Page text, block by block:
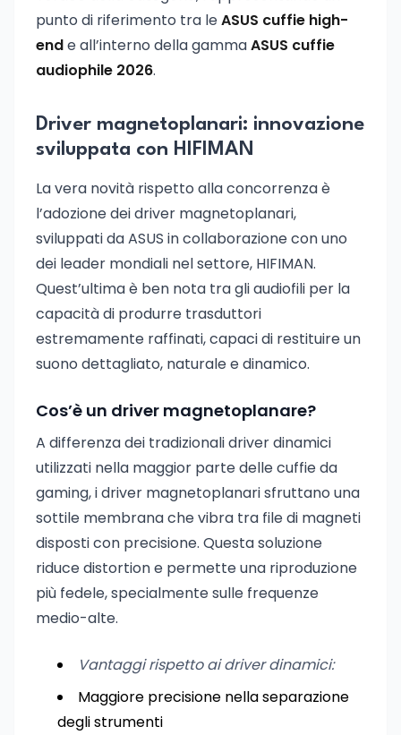
punto di riferimento tra leASUS cuffie high-
ende all’interno della gammaASUS cuffie
audiophile 2026.
Driver magnetoplanari: innovazione
sviluppata con HIFIMAN
La vera novità rispetto alla concorrenza è
l’adozione dei driver magnetoplanari,
sviluppati da ASUS in collaborazione con uno
dei leader mondiali nel settore, HIFIMAN.
Quest’ultima è ben nota tra gli audiofili per la
capacità di produrre trasduttori
estremamente raffinati, capaci di restituire un
suono dettagliato, naturale e dinamico.
Cos’è un driver magnetoplanare?
A differenza dei tradizionali driver dinamici
utilizzati nella maggior parte delle cuffie da
gaming, i driver magnetoplanari sfruttano una
sottile membrana che vibra tra file di magneti
disposti con precisione. Questa soluzione
riduce distortion e permette una riproduzione
più fedele, specialmente sulle frequenze
medio-alte.
Vantaggi rispetto ai driver dinamici:
Maggiore precisione nella separazione
degli strumenti